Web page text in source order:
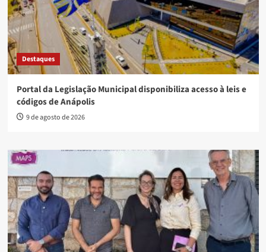
Destaques
Portal da Legislação Municipal disponibiliza acesso à leis e
códigos de Anápolis
9 de agosto de 2026